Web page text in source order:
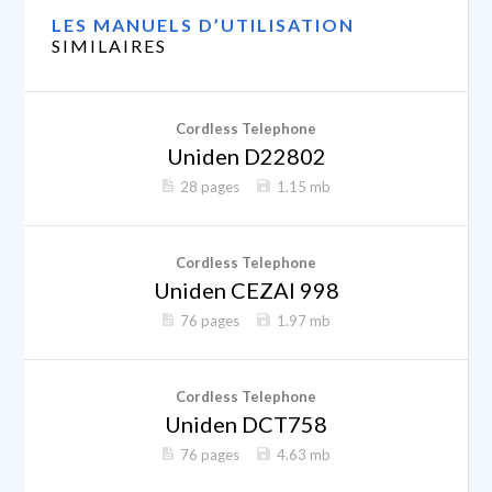
LES MANUELS D’UTILISATION
SIMILAIRES
Cordless Telephone
Uniden D22802
28 pages 1.15 mb
Cordless Telephone
Uniden CEZAI 998
76 pages 1.97 mb
Cordless Telephone
Uniden DCT758
76 pages 4.63 mb